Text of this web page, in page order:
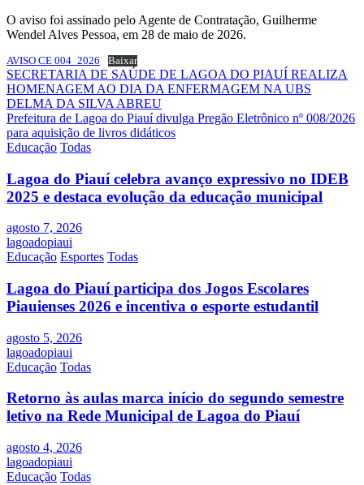
O aviso foi assinado pelo Agente de Contratação, Guilherme
Wendel Alves Pessoa, em 28 de maio de 2026.
AVISO CE 004_2026 Baixar
Navegação
de
Post
SECRETARIA DE SAÚDE DE LAGOA DO PIAUÍ REALIZA
HOMENAGEM AO DIA DA ENFERMAGEM NA UBS
DELMA DA SILVA ABREU
Prefeitura de Lagoa do Piauí divulga Pregão Eletrônico nº 008/2026
para aquisição de livros didáticos
Educação Todas
Lagoa do Piauí celebra avanço expressivo no IDEB
2025 e destaca evolução da educação municipal
agosto 7, 2026
lagoadopiaui
Educação Esportes Todas
Lagoa do Piauí participa dos Jogos Escolares
Piauienses 2026 e incentiva o esporte estudantil
agosto 5, 2026
lagoadopiaui
Educação Todas
Retorno às aulas marca início do segundo semestre
letivo na Rede Municipal de Lagoa do Piauí
agosto 4, 2026
lagoadopiaui
Educação Todas